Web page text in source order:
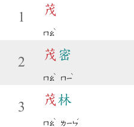
1
茂
ㄇㄠ
ˋ
2
茂 密
ㄇㄠ
ˋ
ㄇㄧ
ˋ
3
茂林
ㄇㄠ
ˋ
ㄌㄧㄣ
ˊ